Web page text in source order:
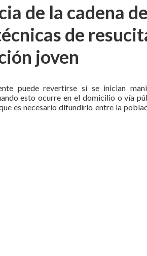
de la cadena de
de
joven
puede revertirse si se inician
esto ocurre en el domicilio o vía
es necesario difundirlo entre la